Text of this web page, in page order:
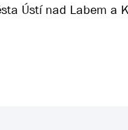
Ústí nad Labem a